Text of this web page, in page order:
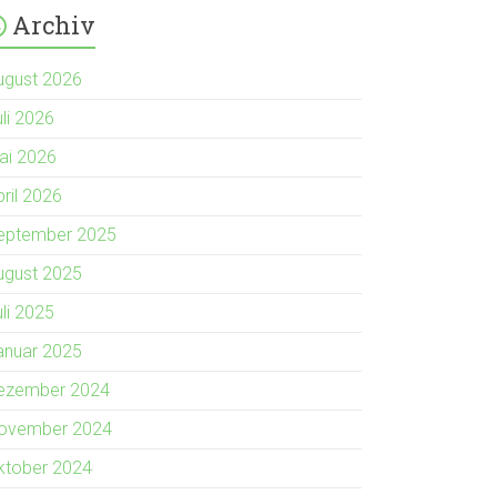
Archiv
2026
2026
2026
2026
2025
2025
2025
2025
2024
2024
2024